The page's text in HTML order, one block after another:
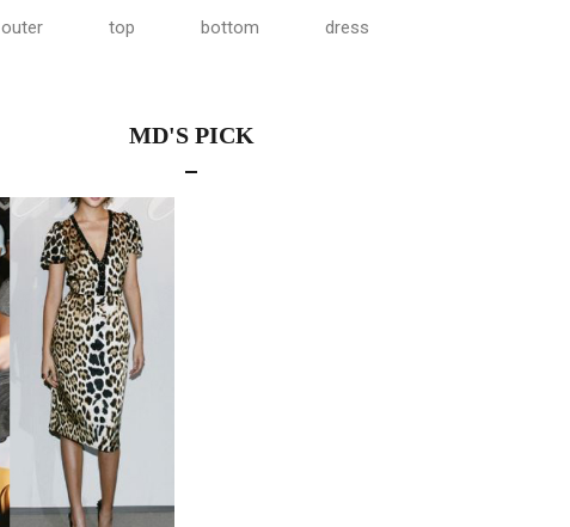
outer top bottom dress
MD'S PICK